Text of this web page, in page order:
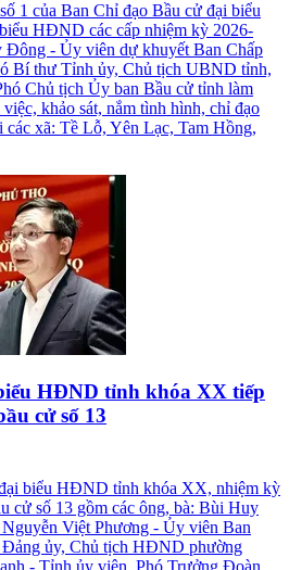
1 của Ban Chỉ đạo Bầu cử đại biểu
HĐND các cấp nhiệm kỳ 2026-
Đông - Ủy viên dự khuyết Ban Chấp
Bí thư Tỉnh ủy, Chủ tịch UBND tỉnh,
Chủ tịch Ủy ban Bầu cử tỉnh làm
khảo sát, nắm tình hình, chỉ đạo
các xã: Tề Lỗ, Yên Lạc, Tam Hồng,
HĐND tỉnh khóa XX tiếp
cử số 13
biểu HĐND tỉnh khóa XX, nhiệm kỳ
cử số 13 gồm các ông, bà: Bùi Huy
Việt Phương - Ủy viên Ban
ủy, Chủ tịch HĐND phường
- Tỉnh ủy viên, Phó Trưởng Đoàn